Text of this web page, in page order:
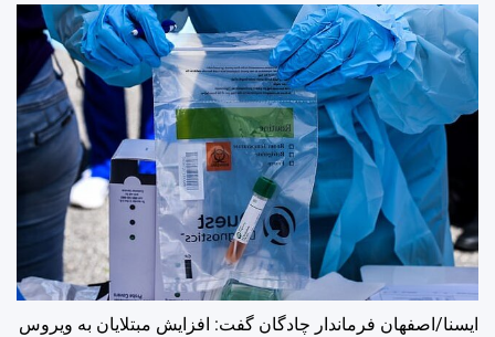
ایسنا/اصفهان فرماندار چادگان گفت: افزایش مبتلایان به ویروس